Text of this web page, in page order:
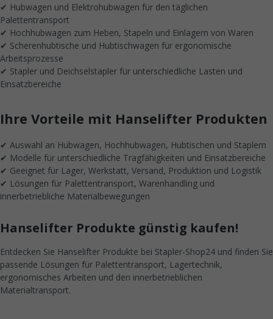
✔ Hubwagen und Elektrohubwagen für den täglichen
Palettentransport
✔ Hochhubwagen zum Heben, Stapeln und Einlagern von Waren
✔ Scherenhubtische und Hubtischwagen für ergonomische
Arbeitsprozesse
✔ Stapler und Deichselstapler für unterschiedliche Lasten und
Einsatzbereiche
Ihre Vorteile mit Hanselifter Produkten
✔ Auswahl an Hubwagen, Hochhubwagen, Hubtischen und Staplern
✔ Modelle für unterschiedliche Tragfähigkeiten und Einsatzbereiche
✔ Geeignet für Lager, Werkstatt, Versand, Produktion und Logistik
✔ Lösungen für Palettentransport, Warenhandling und
innerbetriebliche Materialbewegungen
Hanselifter Produkte günstig kaufen!
Entdecken Sie Hanselifter Produkte bei Stapler-Shop24 und finden Sie
passende Lösungen für Palettentransport, Lagertechnik,
ergonomisches Arbeiten und den innerbetrieblichen
Materialtransport.